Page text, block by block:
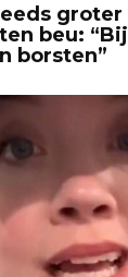
beu:
borsten”